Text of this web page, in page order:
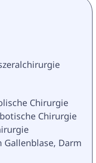
Chirurgie
Chirurgie
Gallenblase, Darm